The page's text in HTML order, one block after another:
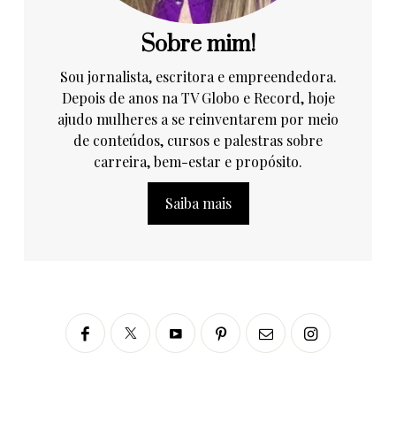
Sobre mim!
Sou jornalista, escritora e empreendedora.
Depois de anos na TV Globo e Record, hoje
ajudo mulheres a se reinventarem por meio
de conteúdos, cursos e palestras sobre
carreira, bem-estar e propósito.
Saiba mais